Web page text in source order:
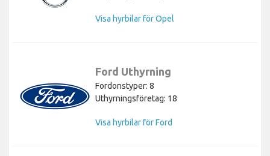
Visa hyrbilar för Opel
Ford Uthyrning
Fordonstyper: 8
Uthyrningsföretag: 18
Visa hyrbilar för Ford